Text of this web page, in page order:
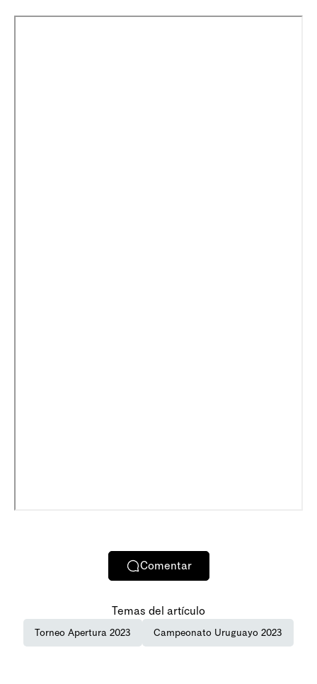
Comentar
Temas del artículo
Torneo Apertura 2023 Campeonato Uruguayo 2023